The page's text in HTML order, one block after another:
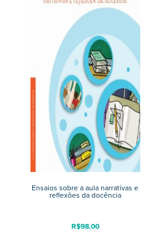
Ensaios sobre a aula narrativas e
reflexões da docência
R$98,00